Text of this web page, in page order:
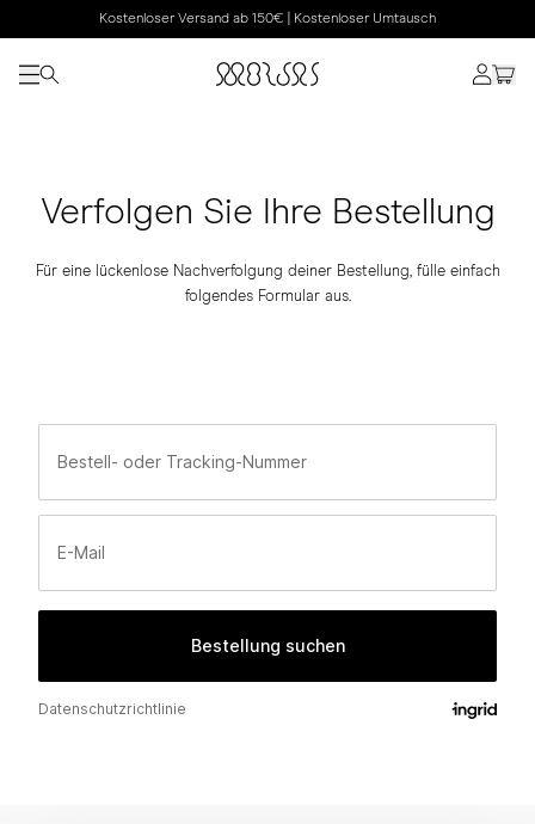
Kostenloser Versand ab 150€ | Kostenloser Umtausch
Verfolgen Sie Ihre Bestellung
Für eine lückenlose Nachverfolgung deiner Bestellung, fülle einfach
folgendes Formular aus.